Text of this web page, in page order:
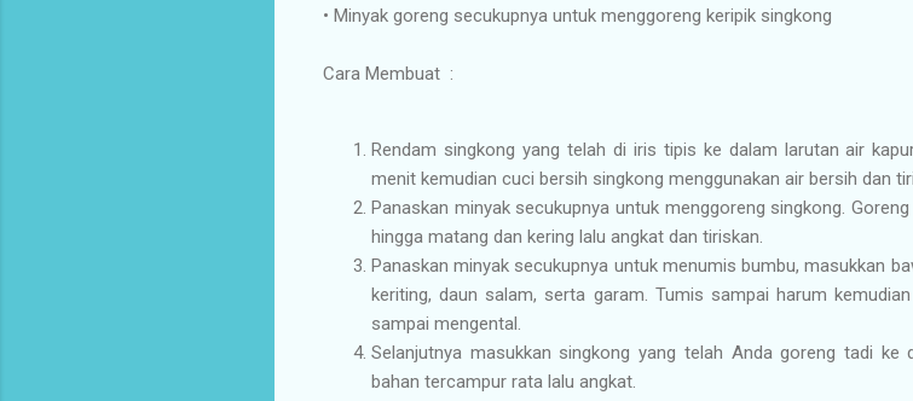
• Minyak goreng secukupnya untuk menggoreng keripik singkong
Cara Membuat :
Rendam singkong yang telah di iris tipis ke dalam larutan air
menit kemudian cuci bersih singkong menggunakan air bersih dan
Panaskan minyak secukupnya untuk menggoreng singkong.
hingga matang dan kering lalu angkat dan tiriskan.
Panaskan minyak secukupnya untuk menumis bumbu, masukkan
keriting, daun salam, serta garam. Tumis sampai harum
sampai mengental.
Selanjutnya masukkan singkong yang telah Anda goreng tadi
bahan tercampur rata lalu angkat.